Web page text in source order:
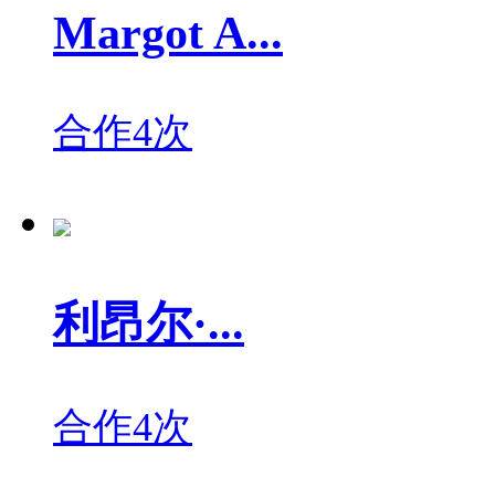
Margot A...
合作4次
利昂尔·...
合作4次